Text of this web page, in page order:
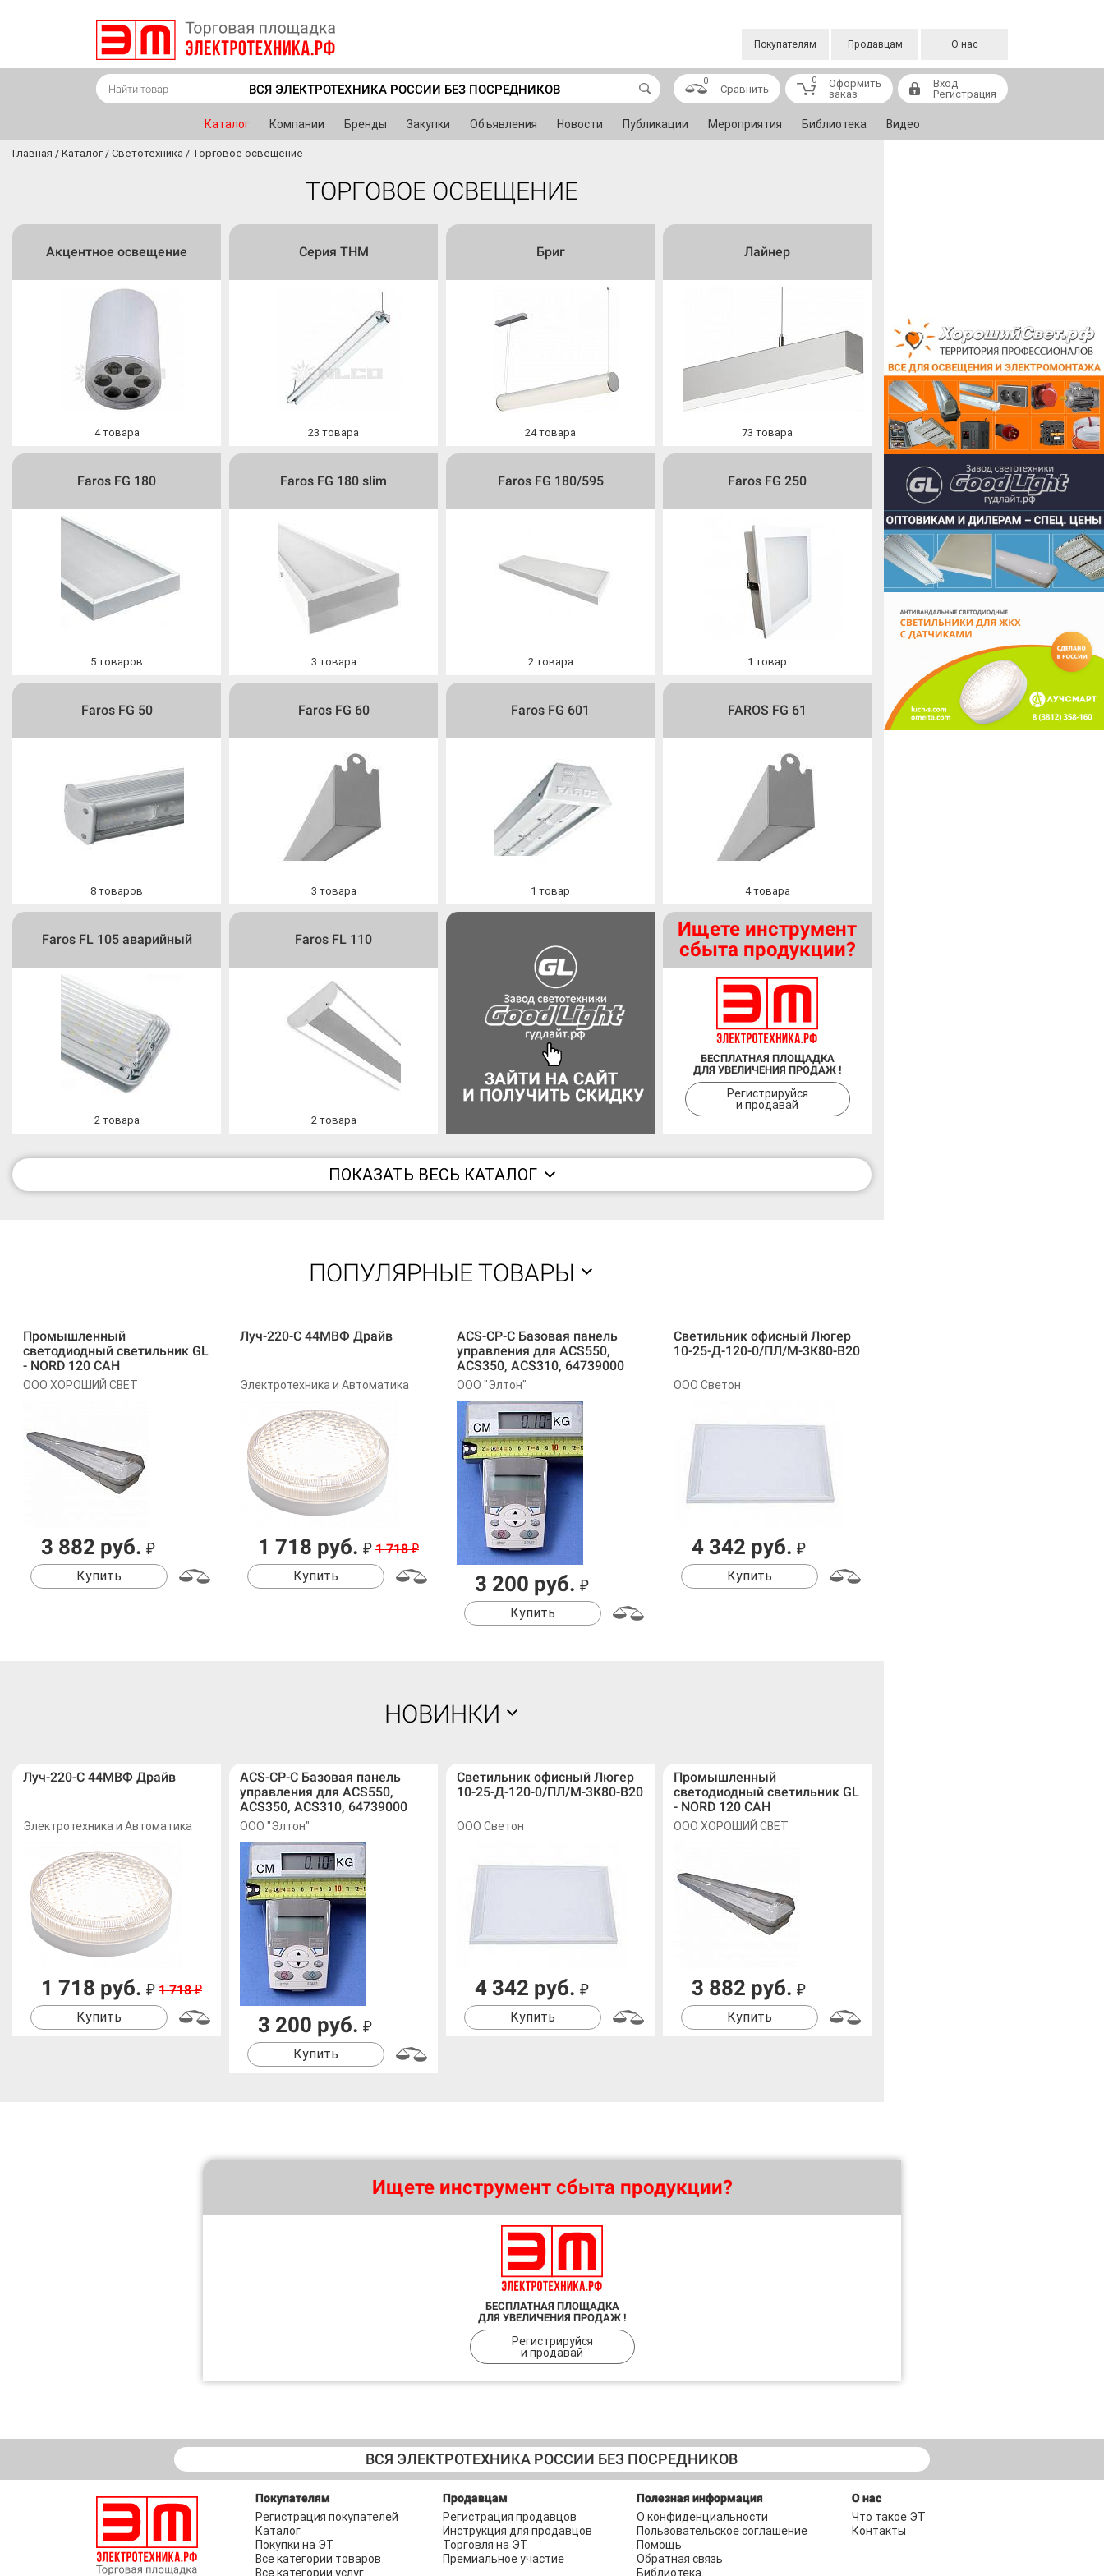
Покупателям Продавцам О нас
ВСЯ ЭЛЕКТРОТЕХНИКА РОССИИ БЕЗ ПОСРЕДНИКОВ
0
Сравнить
0
Оформить
заказ
Вход
Регистрация
Каталог Компании Бренды Закупки Объявления Новости Публикации Мероприятия Библиотека Видео
Главная / Каталог / Светотехника / Торговое освещение
ТОРГОВОЕ ОСВЕЩЕНИЕ
Акцентное освещение
4 товара
Серия THM
23 товара
Бриг
24 товара
Лайнер
73 товара
Faros FG 180
5 товаров
Faros FG 180 slim
3 товара
Faros FG 180/595
2 товара
Faros FG 250
1 товар
Faros FG 50
8 товаров
Faros FG 60
3 товара
Faros FG 601
1 товар
FAROS FG 61
4 товара
Faros FL 105 аварийный
2 товара
Faros FL 110
2 товара
Ищете инструмент
сбыта продукции?
БЕСПЛАТНАЯ ПЛОЩАДКА
ДЛЯ УВЕЛИЧЕНИЯ ПРОДАЖ !
Регистрируйся
и продавай
ПОКАЗАТЬ ВЕСЬ КАТАЛОГ
ПОПУЛЯРНЫЕ ТОВАРЫ
Промышленный
светодиодный светильник GL
- NORD 120 САН
ООО ХОРОШИЙ СВЕТ
3 882 руб. ₽
Купить
Луч-220-С 44МВФ Драйв
Электротехника и Автоматика
1 718 руб. ₽ 1 718₽
Купить
ACS-CP-C Базовая панель
управления для ACS550,
ACS350, ACS310, 64739000
ООО "Элтон"
3 200 руб. ₽
Купить
Светильник офисный Люгер
10-25-Д-120-0/ПЛ/М-3К80-В20
ООО Светон
4 342 руб. ₽
Купить
НОВИНКИ
Луч-220-С 44МВФ Драйв
Электротехника и Автоматика
1 718 руб. ₽ 1 718₽
Купить
ACS-CP-C Базовая панель
управления для ACS550,
ACS350, ACS310, 64739000
ООО "Элтон"
3 200 руб. ₽
Купить
Светильник офисный Люгер
10-25-Д-120-0/ПЛ/М-3К80-В20
ООО Светон
4 342 руб. ₽
Купить
Промышленный
светодиодный светильник GL
- NORD 120 САН
ООО ХОРОШИЙ СВЕТ
3 882 руб. ₽
Купить
Ищете инструмент сбыта продукции?
БЕСПЛАТНАЯ ПЛОЩАДКА
ДЛЯ УВЕЛИЧЕНИЯ ПРОДАЖ !
Регистрируйся
и продавай
ВСЯ ЭЛЕКТРОТЕХНИКА РОССИИ БЕЗ ПОСРЕДНИКОВ
Покупателям
Регистрация покупателей
Каталог
Покупки на ЭТ
Все категории товаров
Все категории услуг
Продавцам
Регистрация продавцов
Инструкция для продавцов
Торговля на ЭТ
Премиальное участие
Полезная информация
О конфиденциальности
Пользовательское соглашение
Помощь
Обратная связь
Библиотека
О нас
Что такое ЭТ
Контакты